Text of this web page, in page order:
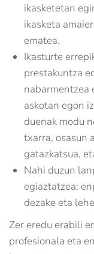
ikasketetan
ikasketa
ematea.
Ikasturte
prestakuntza
nabarmentzea
askotan egon
duenak modu
txarra, osasun
gatazkatsua,
Nahi duzun
egiaztatzea:
dezake eta
Zer eredu erabili
profesionala eta